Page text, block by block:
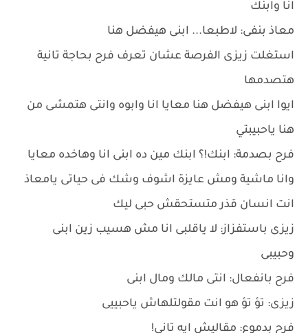
انا وابنك
معاذ بنفى: لاطبعا... ابنى هيفضل هنا
استغلت زيزى الفرصة عشان تعرف فرح بحاجة تانية
هتصدمها
ايوا ابنى هيفضل هنا معايا انا وابوه وانتى هتمشى من
هنا ياحبيبتي
فرح بصدمة: ابنك!؟ ابنك مين ده ابنى انا وهاخده معايا
وانا ماشية ومش عايزة اشوف وشك فى حياتى يامعاذ
انت انسان قذر متستحقش حبى ليك
زيزى باستفزاز: لا ياقلبى انا مش هسيب زين ابنى
وحبيبى
فرح بانفعال: انتى مالك ومال ابنى
زيزى: تؤ تؤ هو انت مقولتلهاش ياحبييى
فرح بدموع: مقاليش ايه تانى!